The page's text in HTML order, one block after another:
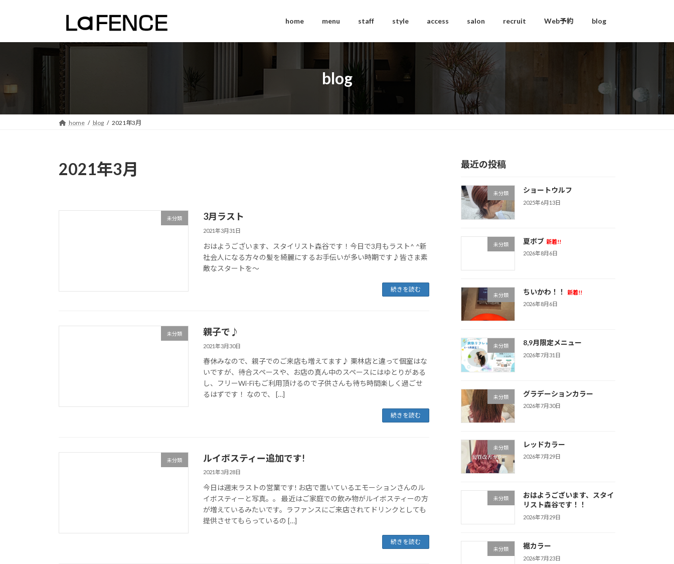
ン
ス
プ
ー
ン
動
home menu staff style access salon recruit Web予約 blog
blog
home blog 2021年3月
2021年3月
未分類 3月ラスト
2021年3月31日
おはようございます、スタイリスト森谷です！今日で3月もラスト^ ^新
社会人になる方々の髪を綺麗にするお手伝いが多い時期です♪皆さま素
敵なスタートを〜
続きを読む
未分類 親子で♪
2021年3月30日
春休みなので、親子でのご来店も増えてます♪ 栗林店と違って個室はな
いですが、待合スペースや、お店の真ん中のスペースにはゆとりがある
し、フリーWi-Fiもご利用頂けるので子供さんも待ち時間楽しく過ごせ
るはずです！ なので、 […]
続きを読む
未分類 ルイボスティー追加です!
2021年3月28日
今日は週末ラストの営業です! お店で置いているエモーションさんのル
イボスティーと写真。。 最近はご家庭での飲み物がルイボスティーの方
が増えているみたいです。ラファンスにご来店されてドリンクとしても
提供させてもらっているの […]
続きを読む
最近の投稿
未分類 ショートウルフ
2025年6月13日
未分類 夏ボブ 新着!!
2026年8月6日
未分類 ちいかわ！！
新着!!
2026年8月6日
未分類 8,9月限定メニュー
2026年7月31日
未分類 グラデーションカラー
2026年7月30日
未分類 レッドカラー
2026年7月29日
未分類
おはようございます、スタイ
リスト森谷です！！
2026年7月29日
未分類 裾カラー
2026年7月23日